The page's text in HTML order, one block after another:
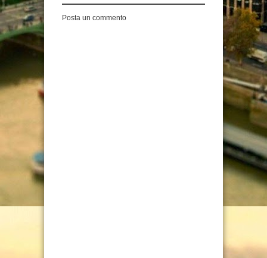
Posta un commento